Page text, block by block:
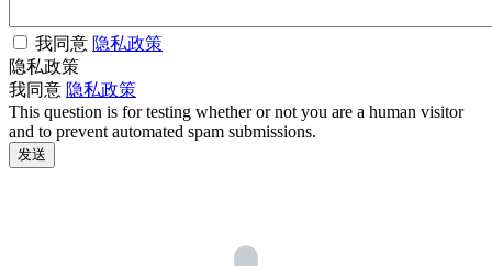
我同意 隐私政策
隐私政策
我同意 隐私政策
This question is for testing whether or not you are a human visitor
and to prevent automated spam submissions.